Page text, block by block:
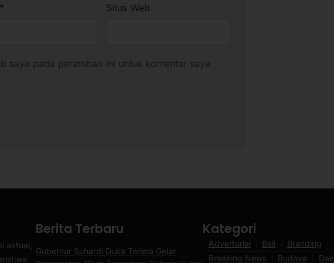
* Situs Web
saya pada peramban ini untuk komentar saya
aktual,
Berita Terbaru
Gubernur Suhardi Duka Terima Gelar
Kategori
Advertorial Bali
Branding
Breaking News
Budaya